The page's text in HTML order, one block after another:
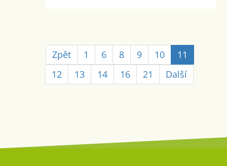
Zpět 1 6 8 9 10
11
12
13 14 16 21 Další